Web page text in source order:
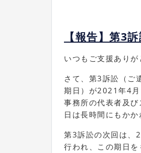
【報告】第3
いつもご支援ありが
さて、第3訴訟（ご
期日）が2021年4
事務所の代表者及
日は長時間にもか
第3訴訟の次回は、
行われ、この期日